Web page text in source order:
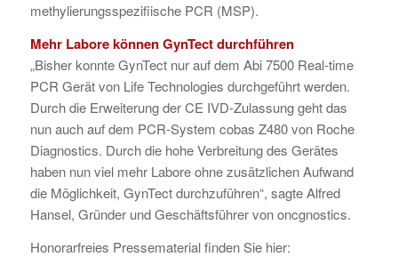
methylierungsspezifiische PCR (MSP).
Mehr Labore können GynTect durchführen
„Bisher konnte GynTect nur auf dem Abi 7500 Real-time
PCR Gerät von Life Technologies durchgeführt werden.
Durch die Erweiterung der CE IVD-Zulassung geht das
nun auch auf dem PCR-System cobas Z480 von Roche
Diagnostics. Durch die hohe Verbreitung des Gerätes
haben nun viel mehr Labore ohne zusätzlichen Aufwand
die Möglichkeit, GynTect durchzuführen“, sagte Alfred
Hansel, Gründer und Geschäftsführer von oncgnostics.
Honorarfreies Pressematerial finden Sie hier: